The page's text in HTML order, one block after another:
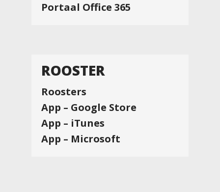
Portaal Office 365
ROOSTER
Roosters
App – Google Store
App – iTunes
App – Microsoft